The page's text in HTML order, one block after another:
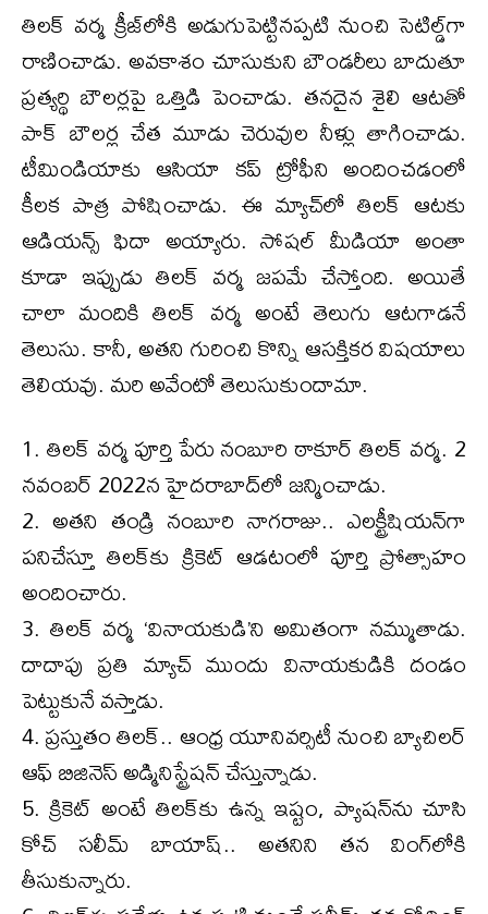
తిలక్ వర్మ క్రీజ్‌లోకి అడుగుపెట్టినప్పటి నుంచి సెటిల్డ్‌గా
రాణించాడు. అవకాశం చూసుకుని బౌండరీలు బాదుతూ
ప్రత్యర్థి బౌలర్లపై ఒత్తిడి పెంచాడు. తనదైన శైలి ఆటతో
పాక్ బౌలర్ల చేత మూడు చెరువుల నీళ్లు తాగించాడు.
టీమిండియాకు ఆసియా కప్ ట్రోఫీని అందించడంలో
కీలక పాత్ర పోషించాడు. ఈ మ్యాచ్‌లో తిలక్ ఆటకు
ఆడియన్స్ ఫిదా అయ్యారు. సోషల్ మీడియా అంతా
కూడా ఇప్పుడు తిలక్ వర్మ జపమే చేస్తోంది. అయితే
చాలా మందికి తిలక్ వర్మ అంటే తెలుగు ఆటగాడనే
తెలుసు. కానీ, అతని గురించి కొన్ని ఆసక్తికర విషయాలు
తెలియవు. మరి అవేంటో తెలుసుకుందామా.
1. తిలక్ వర్మ పూర్తి పేరు నంబూరి ఠాకూర్ తిలక్ వర్మ. 2
నవంబర్ 2022న హైదరాబాద్‌లో జన్మించాడు.
2. అతని తండ్రి నంబూరి నాగరాజు.. ఎలక్ట్రీషియన్‌గా
పనిచేస్తూ తిలక్‌కు క్రికెట్ ఆడటంలో పూర్తి ప్రోత్సాహం
అందించారు.
3. తిలక్ వర్మ ‘వినాయకుడి’ని అమితంగా నమ్ముతాడు.
దాదాపు ప్రతి మ్యాచ్ ముందు వినాయకుడికి దండం
పెట్టుకునే వస్తాడు.
4. ప్రస్తుతం తిలక్.. ఆంధ్ర యూనివర్సిటీ నుంచి బ్యాచిలర్
ఆఫ్ బిజినెస్ అడ్మినిస్ట్రేషన్ చేస్తున్నాడు.
5. క్రికెట్ అంటే తిలక్‌కు ఉన్న ఇష్టం, ప్యాషన్‌ను చూసి
కోచ్ సలీమ్ బాయాష్.. అతనిని తన వింగ్‌లోకి
తీసుకున్నారు.